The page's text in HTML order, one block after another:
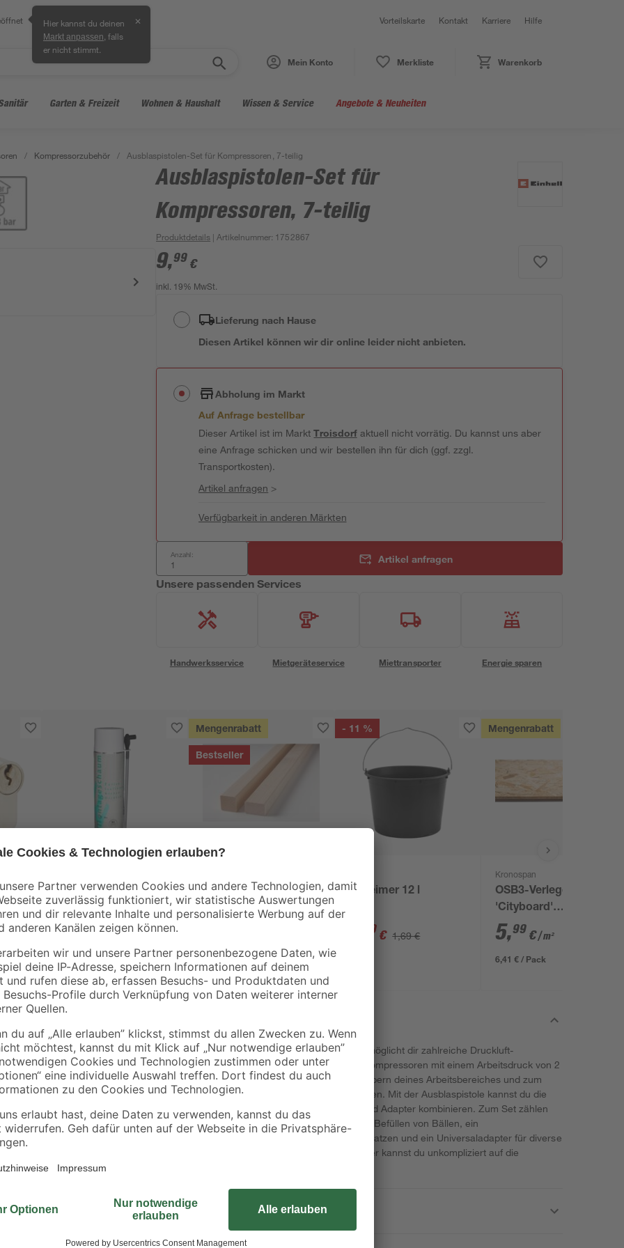
Hier kannst du deinen
Markt anpassen , falls
er nicht stimmt.
✕ Vorteilskarte Kontakt Karriere Hilfe
Mein Konto Merkliste Warenkorb
Garten & Freizeit Wohnen & Haushalt Wissen & Service Angebote & Neuheiten
/ Kompressorzubehör / Ausblaspistolen-Set für Kompressoren, 7-teilig
Ausblaspistolen-Set für
Kompressoren, 7-teilig
Produktdetails | Artikelnummer: 1752867
9,99 €
inkl. 19% MwSt.
Lieferung nach Hause
Diesen Artikel können wir dir online leider nicht anbieten.
Abholung im Markt
Auf Anfrage bestellbar
Dieser Artikel ist im MarktTroisdorfaktuell nicht vorrätig. Du kannst uns aber
eine Anfrage schicken und wir bestellen ihn für dich (ggf. zzgl.
Transportkosten).
Artikel anfragen >
Verfügbarkeit in anderen Märkten
Anzahl: Artikel anfragen
Unsere passenden Services
Handwerksservice Mietgeräteservice Miettransporter Energie sparen
und
40
Montageschaum 500
5,99€
11,98 € / Liter
Mengenrabatt
Bestseller
Latte sägerau 2000 x
48 x 24 mm
0,89 € / Meter
- 11 %
Baueimer 12 l
49 € 1,69 €
Mengenrabatt
Kronospan
OSB3-Verlegeplatte
'Cityboard'
ungeschliffen 1690 x
634 x 12 mm
5,99 €/ m²
6,41 € / Pack
Das 7-teilige Ausblaspistolen-Set von Einhell ermöglicht dir zahlreiche Druckluft-
Anwendungen und ist passend für alle Einhell Kompressoren mit einem Arbeitsdruck von 2
bis 8 bar. Die Ausblaspistole kannst du zum Säubern deines Arbeitsbereiches und zum
Entstauben zu lackierender Oberflächen benutzen. Mit der Ausblaspistole kannst du die
verschiedenen im Set enthaltenen Füllnadeln und Adapter kombinieren. Zum Set zählen
unter anderem eine Ballfüllnadel zum einfachen Befüllen von Bällen, ein
Luftmatratzenadapter zum Befüllen von Luftmatratzen und ein Universaladapter für diverse
Einsatzmöglichkeiten. Die verschiedenen Adapter kannst du unkompliziert auf die